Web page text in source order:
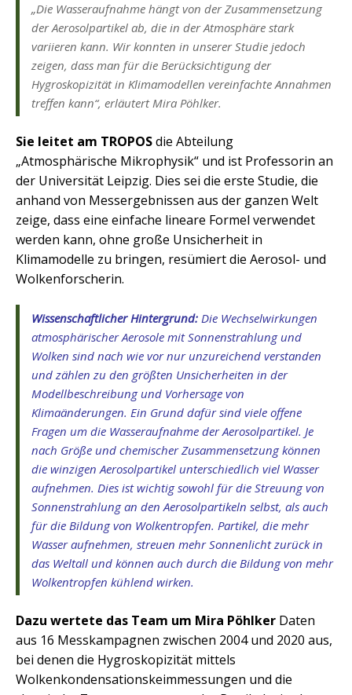
„Die Wasseraufnahme hängt von der Zusammensetzung
der Aerosolpartikel ab, die in der Atmosphäre stark
variieren kann. Wir konnten in unserer Studie jedoch
zeigen, dass man für die Berücksichtigung der
Hygroskopizität in Klimamodellen vereinfachte Annahmen
treffen kann“, erläutert Mira Pöhlker.
Sie leitet am TROPOSdie Abteilung
„Atmosphärische Mikrophysik“ und ist Professorin an
der Universität Leipzig. Dies sei die erste Studie, die
anhand von Messergebnissen aus der ganzen Welt
zeige, dass eine einfache lineare Formel verwendet
werden kann, ohne große Unsicherheit in
Klimamodelle zu bringen, resümiert die Aerosol- und
Wolkenforscherin.
Wissenschaftlicher Hintergrund: Die Wechselwirkungen
atmosphärischer Aerosole mit Sonnenstrahlung und
Wolken sind nach wie vor nur unzureichend verstanden
und zählen zu den größten Unsicherheiten in der
Modellbeschreibung und Vorhersage von
Klimaänderungen. Ein Grund dafür sind viele offene
Fragen um die Wasseraufnahme der Aerosolpartikel. Je
nach Größe und chemischer Zusammensetzung können
die winzigen Aerosolpartikel unterschiedlich viel Wasser
aufnehmen. Dies ist wichtig sowohl für die Streuung von
Sonnenstrahlung an den Aerosolpartikeln selbst, als auch
für die Bildung von Wolkentropfen. Partikel, die mehr
Wasser aufnehmen, streuen mehr Sonnenlicht zurück in
das Weltall und können auch durch die Bildung von mehr
Wolkentropfen kühlend wirken.
Dazu wertete das Team um Mira Pöhlker Daten
aus 16 Messkampagnen zwischen 2004 und 2020 aus,
bei denen die Hygroskopizität mittels
Wolkenkondensationskeimmessungen und die